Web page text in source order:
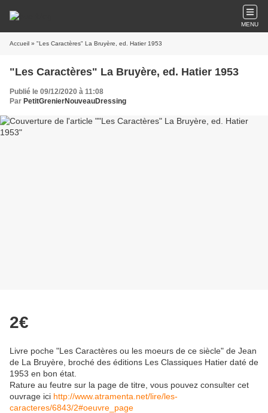
MENU
Accueil » "Les Caractères" La Bruyère, ed. Hatier 1953
"Les Caractères" La Bruyère, ed. Hatier 1953
Publié le 09/12/2020 à 11:08
Par PetitGrenierNouveauDressing
2€
Livre poche "Les Caractères ou les moeurs de ce siècle" de Jean
de La Bruyère, broché des éditions Les Classiques Hatier daté de
1953 en bon état.
Rature au feutre sur la page de titre, vous pouvez consulter cet
ouvrage ici http://www.atramenta.net/lire/les-
caracteres/6843/2#oeuvre_page